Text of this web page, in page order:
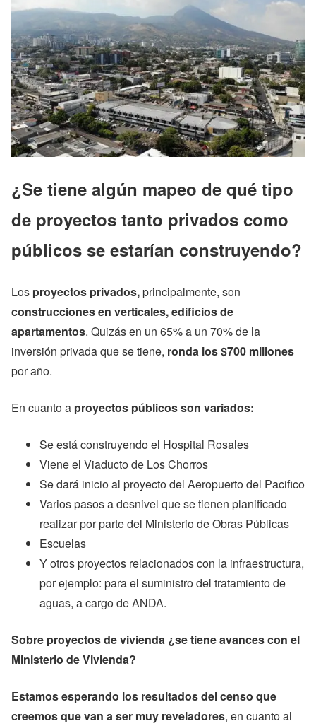
¿Se tiene algún mapeo de qué tipo
de proyectos tanto privados como
públicos se estarían construyendo?
Los proyectos privados,principalmente, son
construcciones en verticales, edificios de
apartamentos. Quizás en un 65% a un 70% de la
inversión privada que se tiene, ronda los $700 millones
por año.
En cuanto a proyectos públicos son variados:
Se está construyendo el Hospital Rosales
Viene el Viaducto de Los Chorros
Se dará inicio al proyecto del Aeropuerto del Pacifico
Varios pasos a desnivel que se tienen planificado
realizar por parte del Ministerio de Obras Públicas
Escuelas
Y otros proyectos relacionados con la infraestructura,
por ejemplo: para el suministro del tratamiento de
aguas, a cargo de ANDA.
Sobre proyectos de vivienda ¿se tiene avances con el
Ministerio de Vivienda?
Estamos esperando los resultados del censo que
creemos que van a ser muy reveladores, en cuanto al